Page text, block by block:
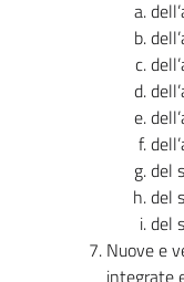
del
del
del
Nuove e
integrate